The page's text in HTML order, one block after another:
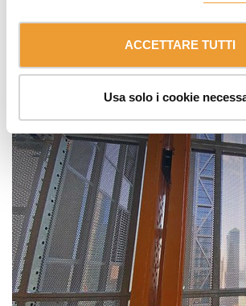
ACCETTARE TUTTI
Usa solo i cookie